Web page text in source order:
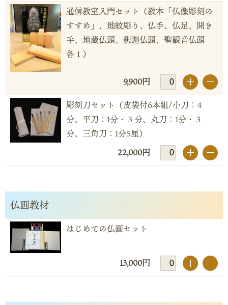
通信教室入門セット（教本「仏像彫刻の
すすめ」、地紋彫り、仏手、仏足、開き
手、地蔵仏頭、釈迦仏頭、聖観音仏頭
各１）
9,900円 +
彫刻刀セット（皮袋付6本組/小刀：4
分、平刀：1分・３分、丸刀：1分・３
分、三角刀：1分5厘）
22,000円
+
仏画教材
はじめての仏画セット
13,000円 +